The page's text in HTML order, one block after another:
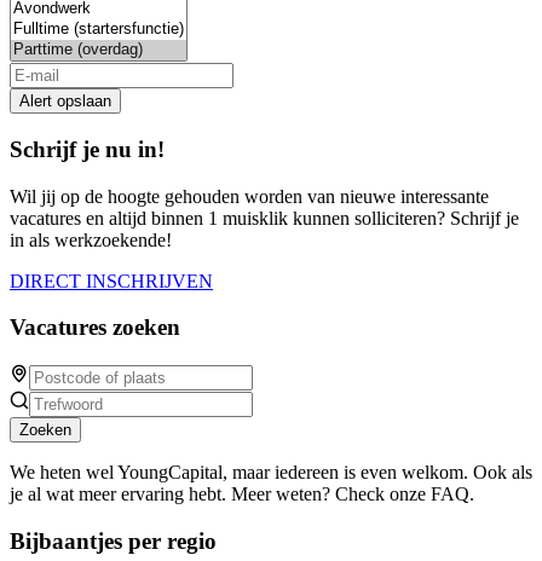
Alert opslaan
Schrijf je nu in!
Wil jij op de hoogte gehouden worden van nieuwe interessante
vacatures en altijd binnen 1 muisklik kunnen solliciteren? Schrijf je
in als werkzoekende!
DIRECT INSCHRIJVEN
Vacatures zoeken
Zoeken
We heten wel YoungCapital, maar iedereen is even welkom. Ook als
je al wat meer ervaring hebt. Meer weten? Check onze FAQ.
Bijbaantjes per regio